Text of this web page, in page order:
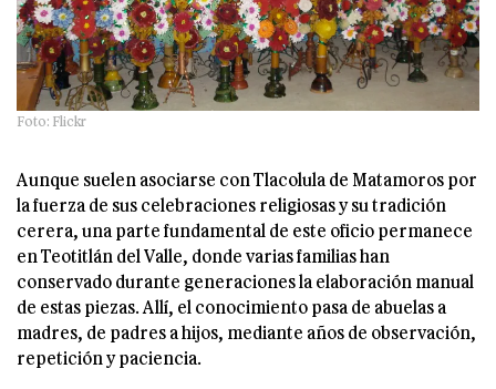
Foto: Flickr
Aunque suelen asociarse con Tlacolula de Matamoros por
la fuerza de sus celebraciones religiosas y su tradición
cerera, una parte fundamental de este oficio permanece
en Teotitlán del Valle, donde varias familias han
conservado durante generaciones la elaboración manual
de estas piezas. Allí, el conocimiento pasa de abuelas a
madres, de padres a hijos, mediante años de observación,
repetición y paciencia.